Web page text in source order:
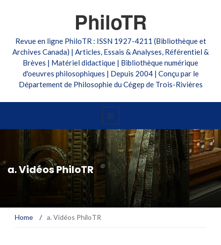
PhiloTR
Revue en ligne PhiloTR : ISSN 1927-4211 (Bibliothèque et
Archives Canada) | Articles, Essais & Analyses, Référentiel &
Brèves | Matériel didactique | Bibliothèque numérique
d'oeuvres philosophiques | Depuis 2004 | Conçu par le
Département de Philosophie du Cégep de Trois-Rivières
a. Vidéos PhiloTR
Home / a. Vidéos PhiloTR